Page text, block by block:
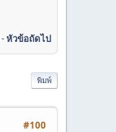
-หัวข้อถัดไป
พิมพ์
#100